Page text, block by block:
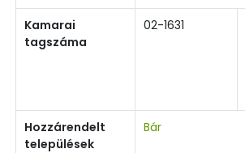
Kamarai
tagszáma
02-1631
Hozzárendelt
települések
Bár